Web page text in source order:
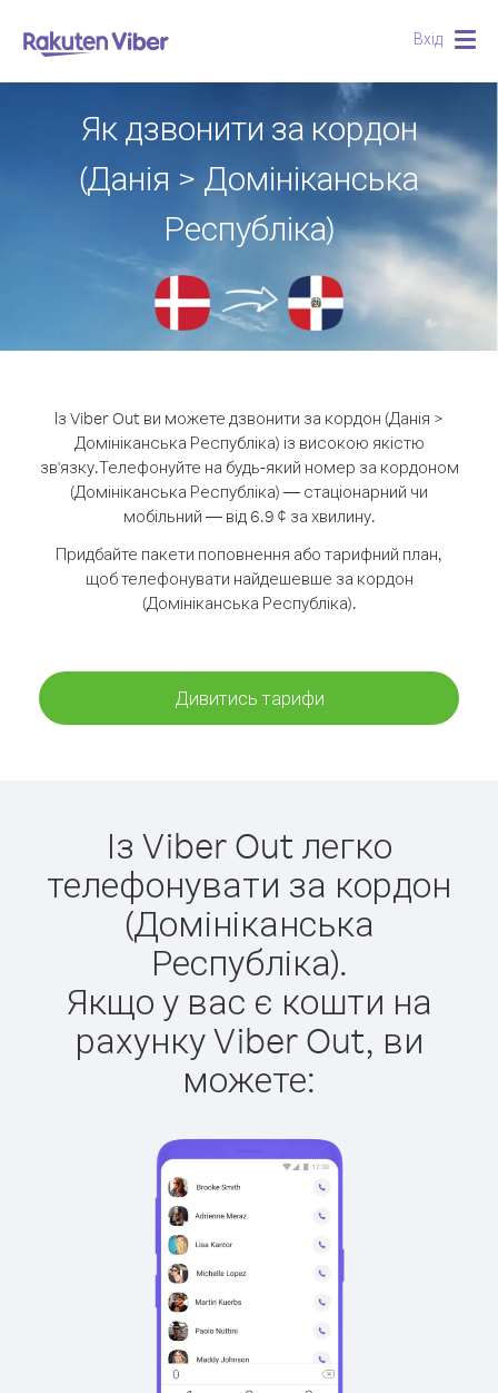
Вхід
Як дзвонити за кордон
(Данія > Домініканська
Республіка)
Із Viber Out ви можете дзвонити за кордон (Данія >
Домініканська Республіка) із високою якістю
зв'язку.Телефонуйте на будь-який номер за кордоном
(Домініканська Республіка) — стаціонарний чи
мобільний — від 6.9 ¢ за хвилину.
Придбайте пакети поповнення або тарифний план,
щоб телефонувати найдешевше за кордон
(Домініканська Республіка).
Дивитись тарифи
Із Viber Out легко
телефонувати за кордон
(Домініканська
Республіка).
Якщо у вас є кошти на
рахунку Viber Out, ви
можете: